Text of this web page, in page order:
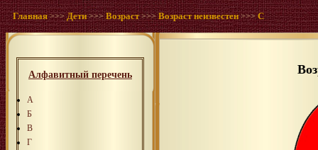
Главная >>>Дети >>>Возраст >>>Возраст неизвестен >>>С
Алфавитный перечень
А
Б
В
Г